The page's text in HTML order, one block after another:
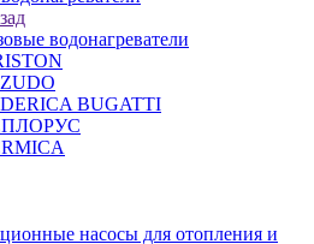
водонагреватели
BUGATTI
насосы для отопления и